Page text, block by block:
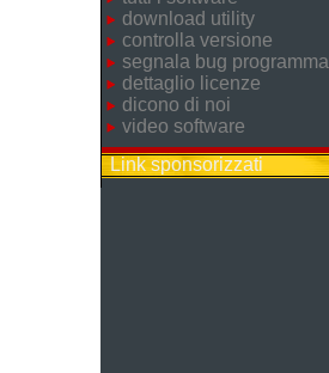
download utility
controlla versione
segnala bug programma
dettaglio licenze
dicono di noi
video software
Link sponsorizzati